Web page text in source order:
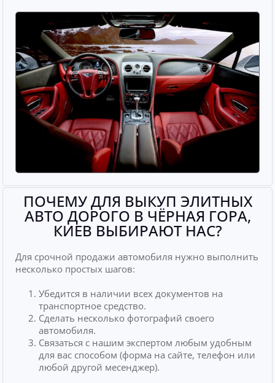
ПОЧЕМУ ДЛЯ ВЫКУП ЭЛИТНЫХ
АВТО ДОРОГО В ЧЁРНАЯ ГОРА,
КИЕВ ВЫБИРАЮТ НАС?
Для срочной продажи автомобиля нужно выполнить
несколько простых шагов:
Убедится в наличии всех документов на
транспортное средство.
Сделать несколько фотографий своего
автомобиля.
Связаться с нашим экспертом любым удобным
для вас способом (форма на сайте, телефон или
любой другой месенджер).